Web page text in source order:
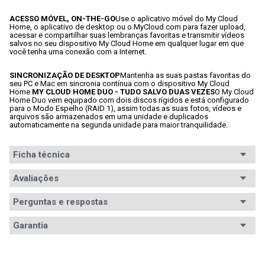
ACESSO MÓVEL, ON-THE-GOUse o aplicativo móvel do My Cloud
Home, o aplicativo de desktop ou o MyCloud.com para fazer upload,
acessar e compartilhar suas lembranças favoritas e transmitir vídeos
salvos no seu dispositivo My Cloud Home em qualquer lugar em que
você tenha uma conexão com a Internet.
SINCRONIZAÇÃO DE DESKTOPMantenha as suas pastas favoritas do
seu PC e Mac em sincronia contínua com o dispositivo My Cloud
Home.MY CLOUD HOME DUO - TUDO SALVO DUAS VEZESO My Cloud
Home Duo vem equipado com dois discos rígidos e está configurado
para o Modo Espelho (RAID 1), assim todas as suas fotos, vídeos e
arquivos são armazenados em uma unidade e duplicados
automaticamente na segunda unidade para maior tranquilidade.
Ficha técnica
Conteúdo da
embalagem
1x HD Externo 12TB USB 3.0 Western Digital My Cloud
Home Duo Personal Cloud Storage -
WDBMUT0120JWT
1x Cabo de dados
1x Adaptador e cabo de energia
Interface USB v3.0
Avaliações
Avaliações
Perguntas e respostas
Garantia